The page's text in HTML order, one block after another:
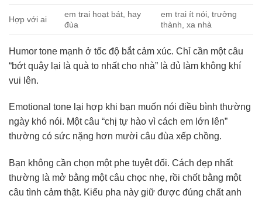
Hợp với ai
em trai hoạt bát, hay
đùa
em trai ít nói, trưởng
thành, xa nhà
Humor tone mạnh ở tốc độ bắt cảm xúc. Chỉ cần một câu
“bớt quậy lại là quà to nhất cho nhà” là đủ làm không khí
vui lên.
Emotional tone lại hợp khi bạn muốn nói điều bình thường
ngày khó nói. Một câu “chị tự hào vì cách em lớn lên”
thường có sức nặng hơn mười câu đùa xếp chồng.
Bạn không cần chọn một phe tuyệt đối. Cách đẹp nhất
thường là mở bằng một câu chọc nhẹ, rồi chốt bằng một
câu tình cảm thật. Kiểu pha này giữ được đúng chất anh